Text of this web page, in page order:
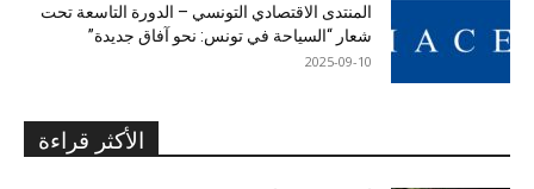
المنتدى الاقتصادي التونسي – الدورة التاسعة تحت
شعار “السياحة في تونس: نحو آفاق جديدة”
2025-09-10
الأكثر قراءة